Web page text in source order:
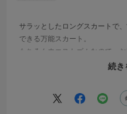
サラッとしたロングスカートで
できる万能スカート。
もちろんウエストゴムなので、お
一緒に買ったadidasのＴシャツ
続き